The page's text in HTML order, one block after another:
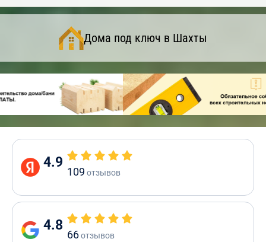
Дома под ключ в Шахты
4.9
109 отзывов
4.8
66отзывов